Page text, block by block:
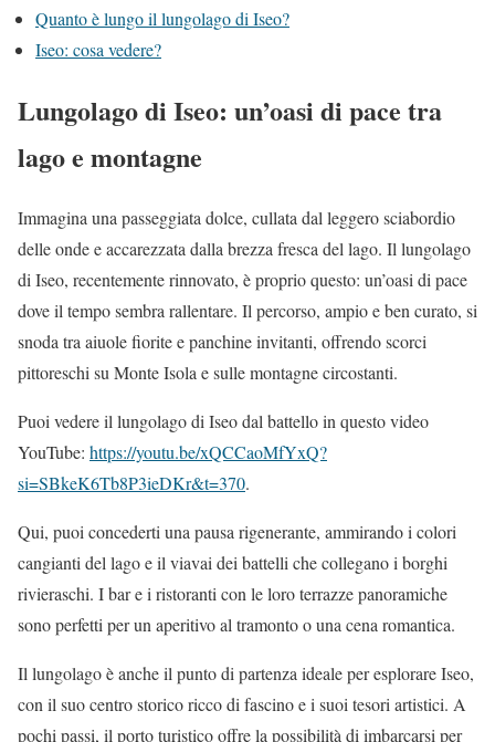
Quanto è lungo il lungolago di Iseo?
Iseo: cosa vedere?
Lungolago di Iseo: un’oasi di pace tra
lago e montagne
Immagina una passeggiata dolce, cullata dal leggero sciabordio
delle onde e accarezzata dalla brezza fresca del lago. Il lungolago
di Iseo, recentemente rinnovato, è proprio questo: un’oasi di pace
dove il tempo sembra rallentare. Il percorso, ampio e ben curato, si
snoda tra aiuole fiorite e panchine invitanti, offrendo scorci
pittoreschi su Monte Isola e sulle montagne circostanti.
Puoi vedere il lungolago di Iseo dal battello in questo video
YouTube: https://youtu.be/xQCCaoMfYxQ?
si=SBkeK6Tb8P3ieDKr&t=370.
Qui, puoi concederti una pausa rigenerante, ammirando i colori
cangianti del lago e il viavai dei battelli che collegano i borghi
rivieraschi. I bar e i ristoranti con le loro terrazze panoramiche
sono perfetti per un aperitivo al tramonto o una cena romantica.
Il lungolago è anche il punto di partenza ideale per esplorare Iseo,
con il suo centro storico ricco di fascino e i suoi tesori artistici. A
pochi passi, il porto turistico offre la possibilità di imbarcarsi per